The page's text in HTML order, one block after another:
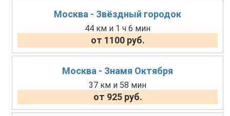
Москва - Звёздный городок
44 км и 1 ч 6 мин
от 1100 руб.
Москва - Знамя Октября
37 км и 58 мин
от 925 руб.